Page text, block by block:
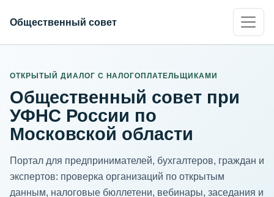
Общественный совет
ОТКРЫТЫЙ ДИАЛОГ С НАЛОГОПЛАТЕЛЬЩИКАМИ
Общественный совет при
УФНС России по
Московской области
Портал для предпринимателей, бухгалтеров, граждан и
экспертов: проверка организаций по открытым
данным, налоговые бюллетени, вебинары, заседания и
ИНН организации
Адрес для нормализации